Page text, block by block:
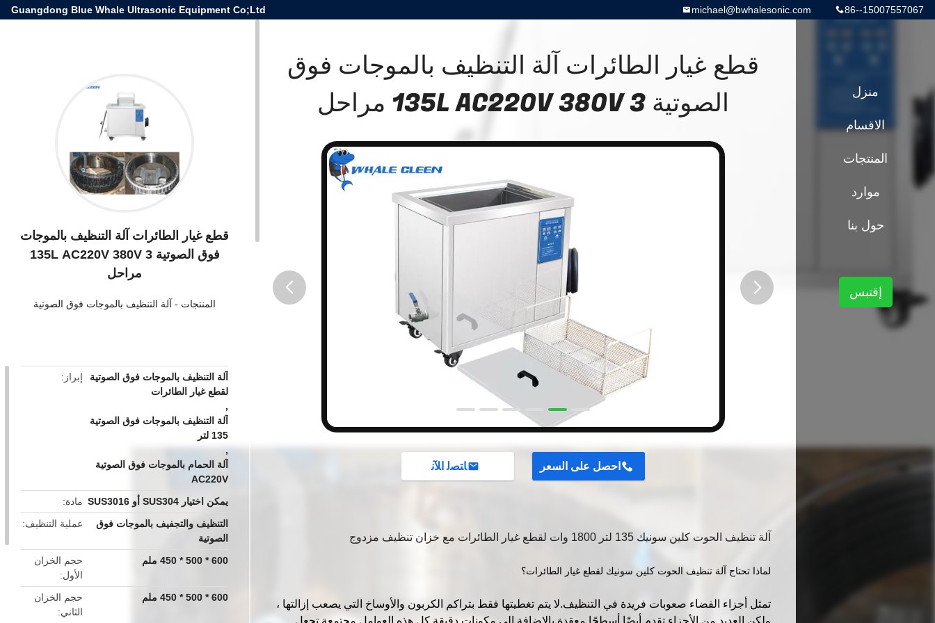
Guangdong Blue Whale Ultrasonic Equipment Co;Ltd 86--15007557067
michael@bwhalesonic.com
قطع غيار الطائرات آلة التنظيف بالموجات
فوق الصوتية 135L AC220V 380V 3
مراحل
المنتجات - آلة التنظيف بالموجات فوق الصوتية
إبراز
آلة التنظيف بالموجات فوق الصوتية
لقطع غيار الطائرات
,
آلة التنظيف بالموجات فوق الصوتية
135 لتر
,
آلة الحمام بالموجات فوق الصوتية
AC220V
مادة
يمكن اختيار SUS304 أو SUS3016
عملية التنظيف
التنظيف والتجفيف بالموجات فوق
الصوتية
حجم الخزان
الأول
600 * 500 * 450 ملم
حجم الخزان
الثاني
600 * 500 * 450 ملم
قطع غيار الطائرات آلة التنظيف بالموجات فوق
الصوتية 135L AC220V 380V 3 مراحل
احصل على السعر ﺎﺘﺼﻟ ﺍﻶﻧ
آلة تنظيف الحوت كلين سونيك 135 لتر 1800 وات لقطع غيار الطائرات مع خزان تنظيف مزدوج
لماذا تحتاج آلة تنظيف الحوت كلين سونيك لقطع غيار الطائرات؟
تمثل أجزاء الفضاء صعوبات فريدة في التنظيف.لا يتم تغطيتها فقط بتراكم الكربون والأوساخ التي يصعب إزالتها ،
منزل
الاقسام
المنتجات
موارد
حول بنا
إقتبس